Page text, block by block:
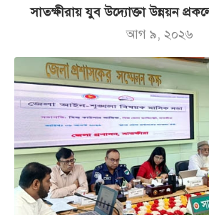
সাতক্ষীরায় যুব উদ্যোক্তা উন্নয়ন
আগ ৯, ২০২৬